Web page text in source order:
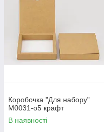
Коробочка "Для набору"
М0031-о5 крафт
В наявності